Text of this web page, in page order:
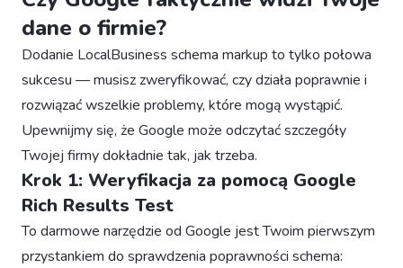
dane o firmie?
Dodanie LocalBusiness schema markup to tylko połowa
sukcesu — musisz zweryfikować, czy działa poprawnie i
rozwiązać wszelkie problemy, które mogą wystąpić.
Upewnijmy się, że Google może odczytać szczegóły
Twojej firmy dokładnie tak, jak trzeba.
Krok 1: Weryfikacja za pomocą Google
Rich Results Test
To darmowe narzędzie od Google jest Twoim pierwszym
przystankiem do sprawdzenia poprawności schema: